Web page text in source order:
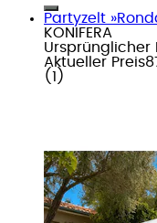
Partyzelt
KONIFERA
Ursprünglicher
Aktueller Preis
( 1 )